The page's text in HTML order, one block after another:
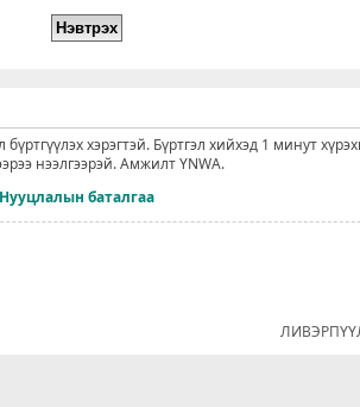
бүртгүүлэх хэрэгтэй. Бүртгэл хийхэд 1 минут
нээлгээрэй. Амжилт YNWA.
Нууцлалын баталгаа